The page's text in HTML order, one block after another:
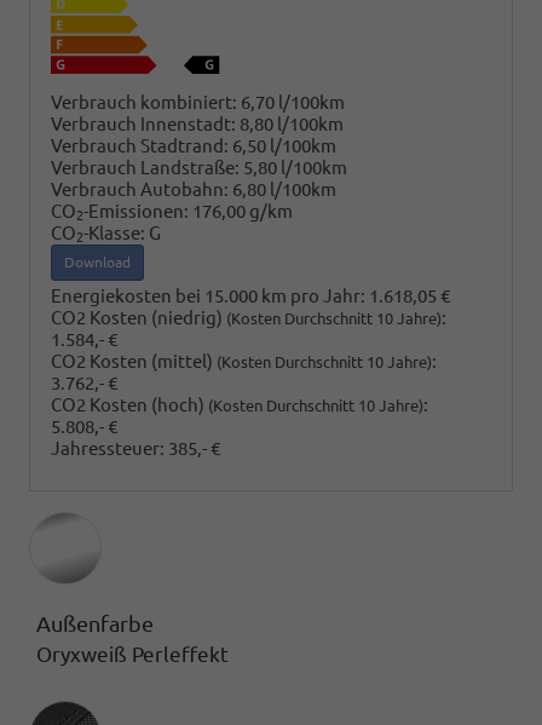
Verbrauch kombiniert: 6,70 l/100km
Verbrauch Innenstadt: 8,80 l/100km
Verbrauch Stadtrand: 6,50 l/100km
Verbrauch Landstraße: 5,80 l/100km
Verbrauch Autobahn: 6,80 l/100km
CO2-Emissionen: 176,00 g/km
CO2-Klasse: G
Download
Energiekosten bei 15.000 km pro Jahr: 1.618,05 €
CO2 Kosten (niedrig) (Kosten Durchschnitt 10 Jahre):
1.584,- €
CO2 Kosten (mittel) (Kosten Durchschnitt 10 Jahre):
3.762,- €
CO2 Kosten (hoch) (Kosten Durchschnitt 10 Jahre):
5.808,- €
Jahressteuer: 385,- €
Außenfarbe
Oryxweiß Perleffekt
Innenausstattung